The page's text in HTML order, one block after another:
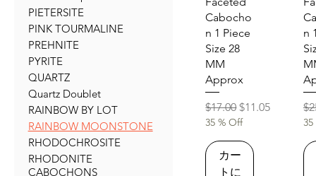
PIETERSITE
PINK TOURMALINE
PREHNITE
PYRITE
QUARTZ
Quartz Doublet
RAINBOW BY LOT
RAINBOW MOONSTONE
RHODOCHROSITE
RHODONITE
CABOCHONS
Cabocho
n 1 Piece
Size 28
MM
Approx
通常価格
$17.00セール価格
$11.05
35 % Off
カー
トに
n